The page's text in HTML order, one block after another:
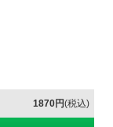
1870円(税込)